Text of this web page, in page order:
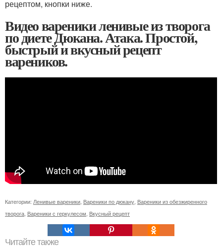
рецептом, кнопки ниже.
Видео вареники ленивые из творога
по диете Дюкана. Атака. Простой,
быстрый и вкусный рецепт
вареников.
Категории: Ленивые вареники Вареники по дюкану Вареники из обезжиренного
творога Вареники с геркулесом Вкусный рецепт
Читайте также